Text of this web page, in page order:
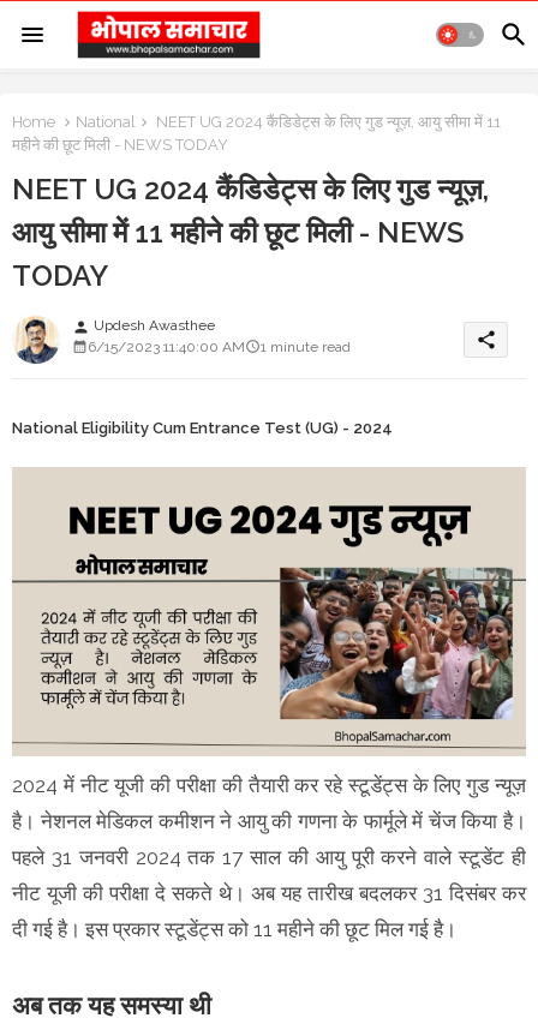
Home National
NEET UG 2024 कैंडिडेट्स के लिए गुड न्यूज़, आयु सीमा में 11
महीने की छूट मिली - NEWS TODAY
NEET UG 2024 कैंडिडेट्स के लिए गुड न्यूज़,
आयु सीमा में 11 महीने की छूट मिली - NEWS
TODAY
person Updesh Awasthee
6/15/2023 11:40:00 AM
1 minute read share
National Eligibility Cum Entrance Test (UG) - 2024
2024 में नीट यूजी की परीक्षा की तैयारी कर रहे स्टूडेंट्स के लिए गुड न्यूज़
है। नेशनल मेडिकल कमीशन ने आयु की गणना के फार्मूले में चेंज किया है।
पहले 31 जनवरी 2024 तक 17 साल की आयु पूरी करने वाले स्टूडेंट ही
नीट यूजी की परीक्षा दे सकते थे। अब यह तारीख बदलकर 31 दिसंबर कर
दी गई है। इस प्रकार स्टूडेंट्स को 11 महीने की छूट मिल गई है।
अब तक यह समस्या थी